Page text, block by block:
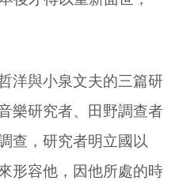
與小泉文夫的三篇研
樂研究者、田野調查者
查，研究者明立國以
形容他，因他所處的時